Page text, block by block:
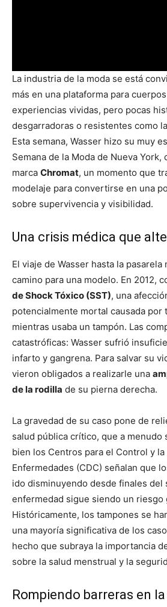
La industria de la moda se está
más en una plataforma para
experiencias vividas, pero pocas
desgarradoras o resistentes como
Esta semana, Wasser hizo su muy
Semana de la Moda de Nueva York,
marca Chromat, un momento que
modelaje para convertirse en una
sobre supervivencia y visibilidad.
Una crisis médica que
El viaje de Wasser hasta la
camino para una modelo. En 2012,
de Shock Tóxico (SST), una
potencialmente mortal causada por
mientras usaba un tampón. Las
catastróficas: Wasser sufrió
infarto y gangrena. Para salvar su
vieron obligados a realizarle una
de la rodilla de su pierna derecha.
La gravedad de su caso pone de
salud pública crítico, que a menudo
bien los Centros para el Control y
Enfermedades (CDC) señalan que
ido disminuyendo desde finales del
enfermedad sigue siendo un riesgo
Históricamente, los tampones se
una mayoría significativa de los
hecho que subraya la importancia
sobre la salud menstrual y la
Rompiendo barreras en